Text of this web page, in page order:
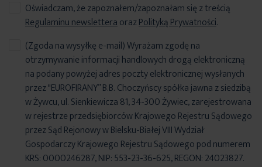
Oświadczam, że zapoznałem/zapoznałam się z treścią
Regulaminu newsletteraorazPolityką Prywatności.
(Zgoda na wysyłkę e-mail) Wyrażam zgodę na
otrzymywanie informacji handlowych drogą elektroniczną
na podany powyżej adres poczty elektronicznej wysłanych
przez "EUROFIRANY” B.B. Choczyńscy spółka jawna z siedzibą
w Żywcu, ul. Sienkiewicza 81, 34-300 Żywiec, zarejestrowana
w rejestrze przedsiębiorców Krajowego Rejestru Sądowego
przez Sąd Rejonowy w Bielsku-Białej VIII Wydział
Gospodarczy Krajowego Rejestru Sądowego pod numerem
KRS: 0000246287, NIP: 553-23-36-625, REGON: 24023827.